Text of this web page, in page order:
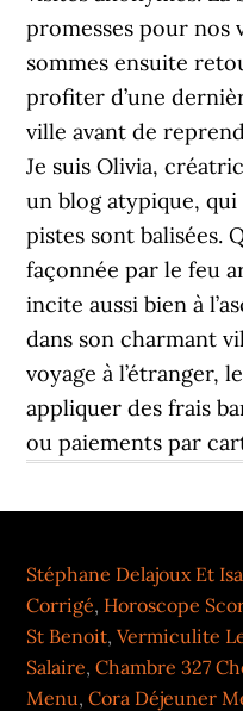
Stéphane Delajoux Et
Corrigé, Horoscope
St Benoit,Vermiculite
Salaire,Chambre 327
Menu,Cora Déjeuner